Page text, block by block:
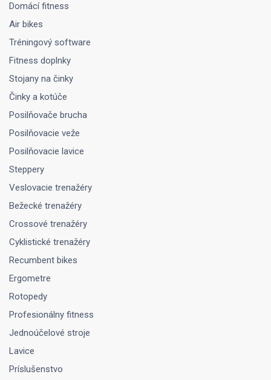
Domácí fitness
Air bikes
Tréningový software
Fitness doplnky
Stojany na činky
Činky a kotúče
Posilňovače brucha
Posilňovacie veže
Posilňovacie lavice
Steppery
Veslovacie trenažéry
Bežecké trenažéry
Crossové trenažéry
Cyklistické trenažéry
Recumbent bikes
Ergometre
Rotopedy
Profesionálny fitness
Jednoúčelové stroje
Lavice
Príslušenstvo